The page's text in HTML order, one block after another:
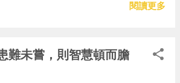
閱讀更多
難未嘗，則智慧頓而膽